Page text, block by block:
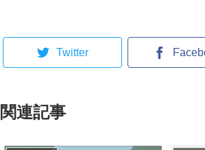
Twitter
関連記事